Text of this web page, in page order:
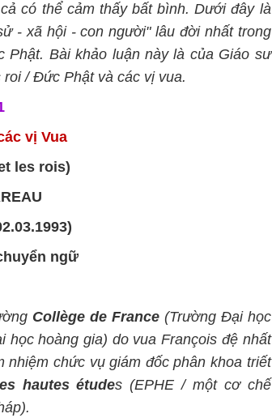
có thể cảm thấy bất bình. Dưới đây là
- xã hội - con người" lâu đời nhất trong
Bài khảo luận này là của Giáo sư
/ Đức Phật và các vị vua.
vị Vua
les rois)
ngữ
Collège de France(Trường Đại học
học hoàng gia) do vua François đệ nhất
nhiệm chức vụ giám đốc phân khoa triết
hautes études (EPHE / một cơ chế